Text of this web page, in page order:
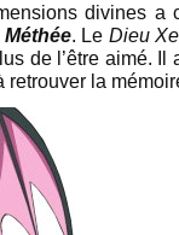
divines a
Méthée. Le Dieu
de l’être aimé. Il
retrouver la